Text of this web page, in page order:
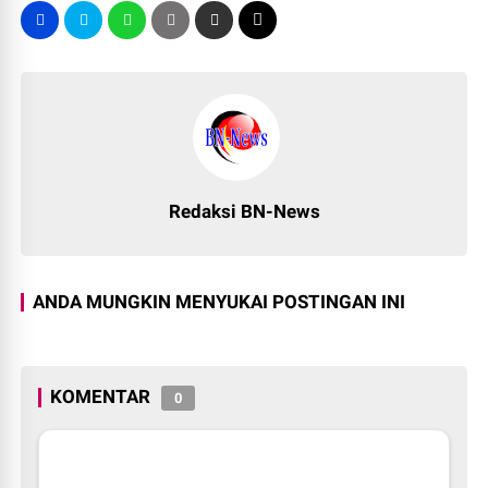
Redaksi BN-News
ANDA MUNGKIN MENYUKAI POSTINGAN INI
KOMENTAR 0